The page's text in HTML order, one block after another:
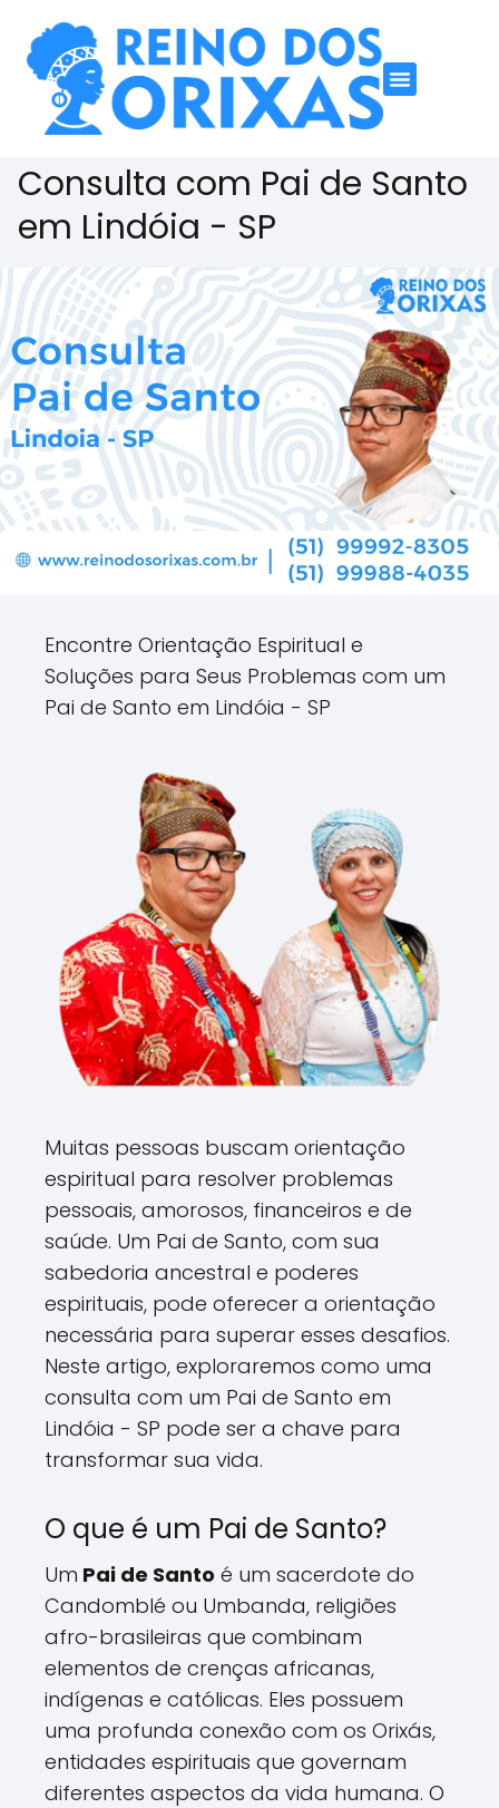
Consulta com Pai de Santo
em Lindóia - SP
Encontre Orientação Espiritual e
Soluções para Seus Problemas com um
Pai de Santo em Lindóia - SP
Muitas pessoas buscam orientação
espiritual para resolver problemas
pessoais, amorosos, financeiros e de
saúde. Um Pai de Santo, com sua
sabedoria ancestral e poderes
espirituais, pode oferecer a orientação
necessária para superar esses desafios.
Neste artigo, exploraremos como uma
consulta com um Pai de Santo em
Lindóia - SP pode ser a chave para
transformar sua vida.
O que é um Pai de Santo?
Um Pai de Santo é um sacerdote do
Candomblé ou Umbanda, religiões
afro-brasileiras que combinam
elementos de crenças africanas,
indígenas e católicas. Eles possuem
uma profunda conexão com os Orixás,
entidades espirituais que governam
diferentes aspectos da vida humana. O